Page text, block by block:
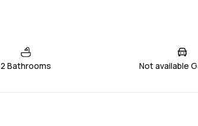
2 Bathrooms Not available